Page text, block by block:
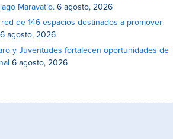
Maravatío. 6 agosto, 2026
de 146 espacios destinados a promover
6 agosto, 2026
y Juventudes fortalecen oportunidades de
6 agosto, 2026